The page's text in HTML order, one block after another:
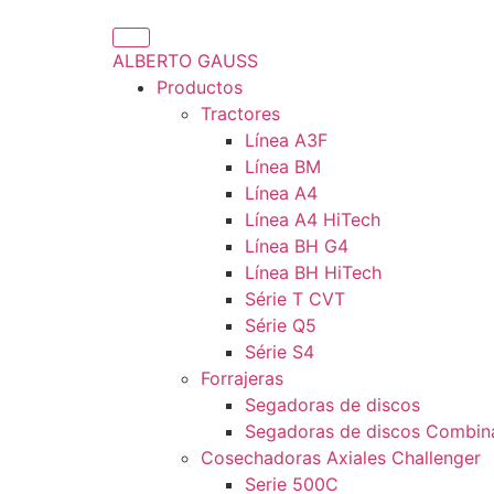
ALBERTO GAUSS
Productos
Tractores
Línea A3F
Línea BM
Línea A4
Línea A4 HiTech
Línea BH G4
Línea BH HiTech
Série T CVT
Série Q5
Série S4
Forrajeras
Segadoras de discos
Segadoras de discos
Cosechadoras Axiales Challenger
Serie 500C